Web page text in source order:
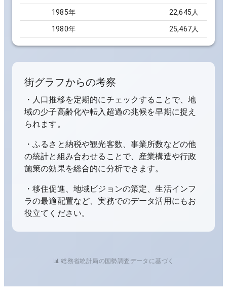
1985年 22,645 人
1980年 25,467人
街グラフからの考察
・人口推移を定期的にチェックすることで、地
域の少子高齢化や転入超過の兆候を早期に捉え
られます。
・ふるさと納税や観光客数、事業所数などの他
の統計と組み合わせることで、産業構造や行政
施策の効果を総合的に分析できます。
・移住促進、地域ビジョンの策定、生活インフ
ラの最適配置など、実務でのデータ活用にもお
役立てください。
📊 総務省統計局の国勢調査データに基づく